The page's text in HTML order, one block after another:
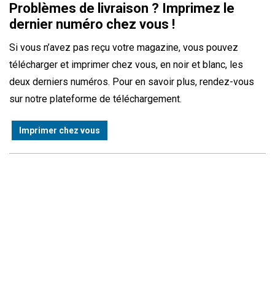
Problèmes de livraison ? Imprimez le
dernier numéro chez vous !
Si vous n’avez pas reçu votre magazine, vous pouvez
télécharger et imprimer chez vous, en noir et blanc, les
deux derniers numéros. Pour en savoir plus, rendez-vous
sur notre plateforme de téléchargement.
Imprimer chez vous